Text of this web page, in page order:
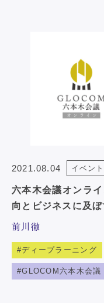
2021.08.04 イベン
六本木会議オンラ
向とビジネスに及
前川徹
ディープラーニング
GLOCOM六本木会議